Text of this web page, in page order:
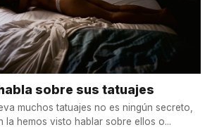
sobre sus tatuajes
muchos tatuajes no es ningún secreto,
la hemos visto hablar sobre ellos o...